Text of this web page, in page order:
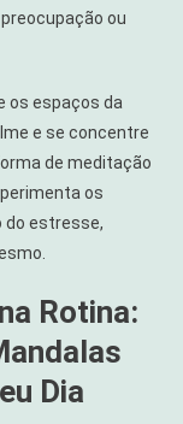
ou
os espaços da
e se concentre
de meditação
os
do estresse,
Rotina:
Dia